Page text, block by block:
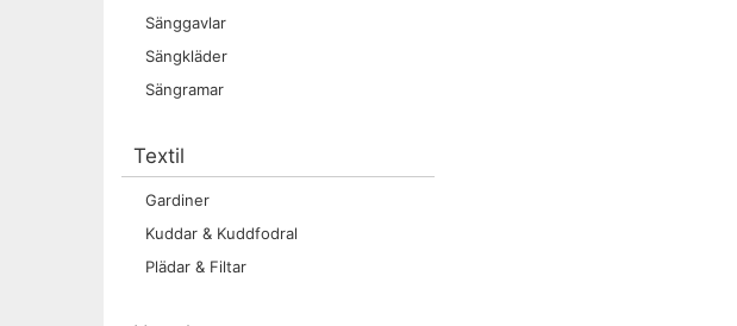
Sänggavlar
Sängkläder
Sängramar
Textil
Gardiner
Kuddar & Kuddfodral
Plädar & Filtar